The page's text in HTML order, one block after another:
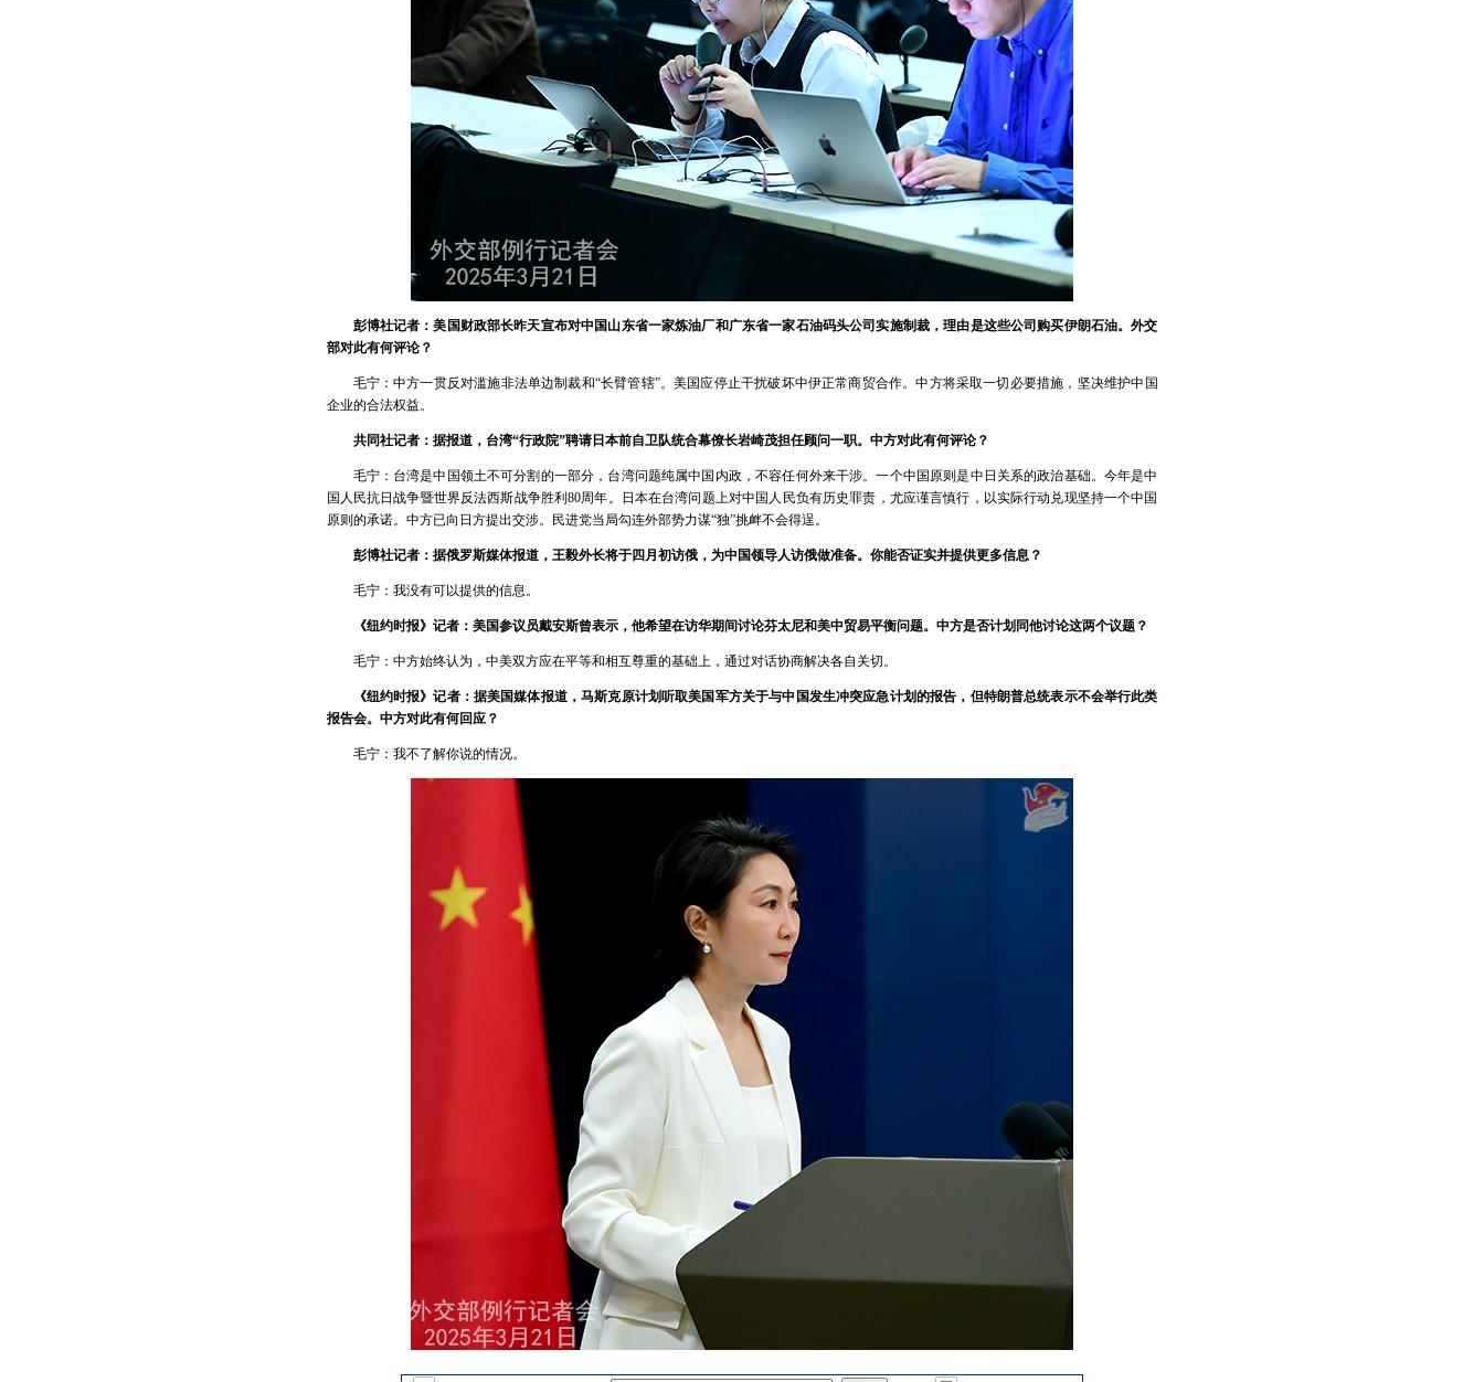
彭博社记者：美国财政部长昨天宣布对中国山东省一家炼油厂和广东省一家石油码头公司实施制裁，理由是这些公司购买伊朗石油。外交
部对此有何评论？
毛宁：中方一贯反对滥施非法单边制裁和“长臂管辖”。美国应停止干扰破坏中伊正常商贸合作。中方将采取一切必要措施，坚决维护中国
企业的合法权益。
共同社记者：据报道，台湾“行政院”聘请日本前自卫队统合幕僚长岩崎茂担任顾问一职。中方对此有何评论？
毛宁：台湾是中国领土不可分割的一部分，台湾问题纯属中国内政，不容任何外来干涉。一个中国原则是中日关系的政治基础。今年是中
国人民抗日战争暨世界反法西斯战争胜利80周年。日本在台湾问题上对中国人民负有历史罪责，尤应谨言慎行，以实际行动兑现坚持一个中国
原则的承诺。中方已向日方提出交涉。民进党当局勾连外部势力谋“独”挑衅不会得逞。
彭博社记者：据俄罗斯媒体报道，王毅外长将于四月初访俄，为中国领导人访俄做准备。你能否证实并提供更多信息？
毛宁：我没有可以提供的信息。
《纽约时报》记者：美国参议员戴安斯曾表示，他希望在访华期间讨论芬太尼和美中贸易平衡问题。中方是否计划同他讨论这两个议题？
毛宁：中方始终认为，中美双方应在平等和相互尊重的基础上，通过对话协商解决各自关切。
《纽约时报》记者：据美国媒体报道，马斯克原计划听取美国军方关于与中国发生冲突应急计划的报告，但特朗普总统表示不会举行此类
报告会。中方对此有何回应？
毛宁：我不了解你说的情况。